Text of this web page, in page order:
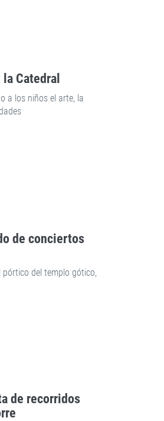
Catedral
a los niños el arte, la
de conciertos
pórtico del templo gótico,
de recorridos